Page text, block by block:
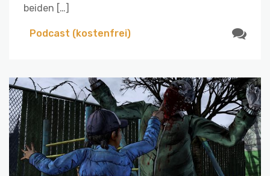
beiden […]
Podcast (kostenfrei)